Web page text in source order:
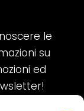
le
su
ed